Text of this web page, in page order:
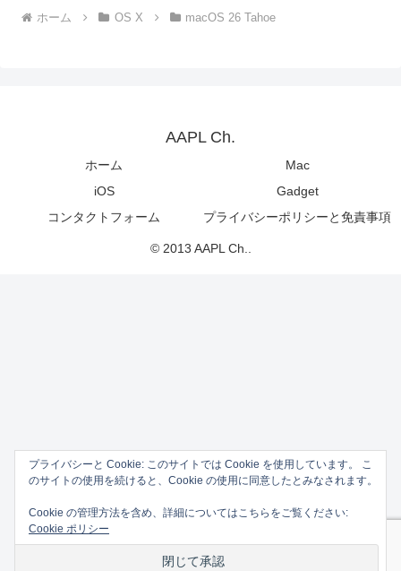
ホーム OS X macOS 26 Tahoe
AAPL Ch.
ホーム
Mac
iOS
Gadget
コンタクトフォーム
プライバシーポリシーと免責事項
© 2013 AAPL Ch..
プライバシーと Cookie: このサイトでは Cookie を使用しています。 こ
のサイトの使用を続けると、Cookie の使用に同意したとみなされます。
Cookie の管理方法を含め、詳細についてはこちらをご覧ください:
Cookie ポリシー